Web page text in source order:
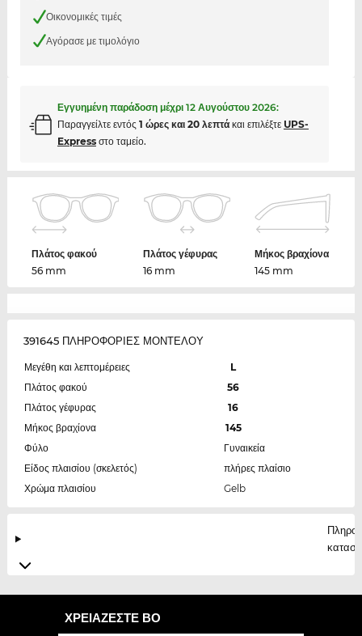
Οικονομικές τιμές
Αγόρασε με τιμολόγιο
Εγγυημένη παράδοση μέχρι 12 Αυγούστου 2026:
Παραγγείλτε εντός 1 ώρες και 20 λεπτάκαι επιλέξτε UPS-
Expressστο ταμείο.
Πλάτος φακού
56 mm
Πλάτος γέφυρας
16 mm
Μήκος βραχίονα
145 mm
391645 ΠΛΗΡΟΦΟΡΙΕΣ ΜΟΝΤΕΛΟΥ
Μεγέθη και λεπτομέρειες
L
Πλάτος φακού
56
Πλάτος γέφυρας
16
Μήκος βραχίονα
145
Φύλο
Γυναικεία
Είδος πλαισίου (σκελετός)
πλήρες πλαίσιο
Χρώμα πλαισίου
Gelb
ΧΡΕΙΆΖΕΣΤΕ ΒΟ